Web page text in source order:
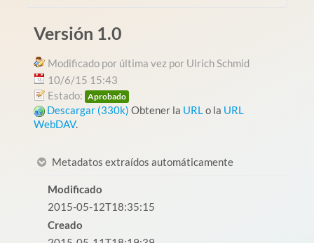
Versión 1.0
Modificado por última vez por Ulrich Schmid
10/6/15 15:43
Estado: Aprobado
Descargar (330k) Obtener la URLo la URL
WebDAV.
Metadatos extraídos automáticamente
Modificado
2015-05-12T18:35:15
Creado